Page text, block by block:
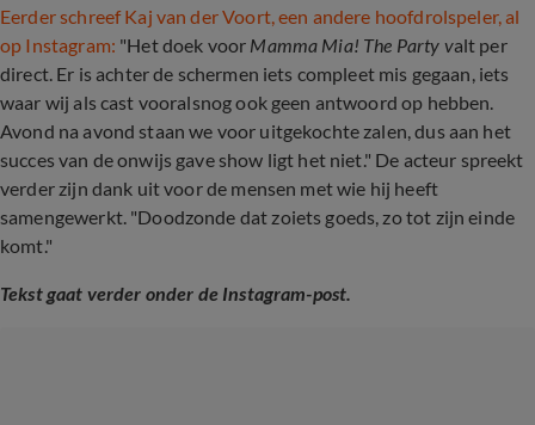
Eerder schreef Kaj van der Voort, een andere hoofdrolspeler, al
op Instagram: "Het doek voor Mamma Mia! The Party valt per
direct. Er is achter de schermen iets compleet mis gegaan, iets
waar wij als cast vooralsnog ook geen antwoord op hebben.
Avond na avond staan we voor uitgekochte zalen, dus aan het
succes van de onwijs gave show ligt het niet." De acteur spreekt
verder zijn dank uit voor de mensen met wie hij heeft
samengewerkt. "Doodzonde dat zoiets goeds, zo tot zijn einde
komt."
Tekst gaat verder onder de Instagram-post.